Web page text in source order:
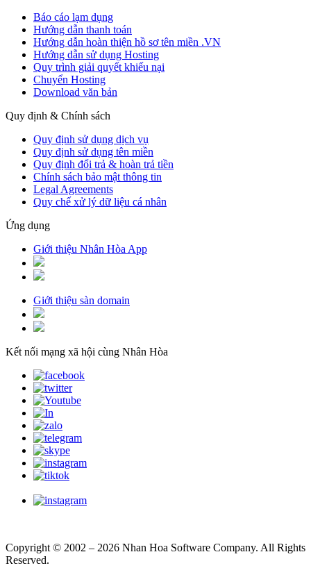
Báo cáo lạm dụng
Hướng dẫn thanh toán
Hướng dẫn hoàn thiện hồ sơ tên miền .VN
Hướng dẫn sử dụng Hosting
Quy trình giải quyết khiếu nại
Chuyển Hosting
Download văn bản
Quy định & Chính sách
Quy định sử dụng dịch vụ
Quy định sử dụng tên miền
Quy định đổi trả & hoàn trả tiền
Chính sách bảo mật thông tin
Legal Agreements
Quy chế xử lý dữ liệu cá nhân
Ứng dụng
Giới thiệu Nhân Hòa App
Giới thiệu sàn domain
Kết nối mạng xã hội cùng Nhân Hòa
Copyright © 2002 – 2026 Nhan Hoa Software Company. All Rights
Reserved.